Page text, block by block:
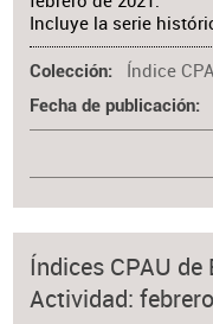
Incluye la serie
Colección Índice
Fecha de publicación
Índices CPAU
Actividad: